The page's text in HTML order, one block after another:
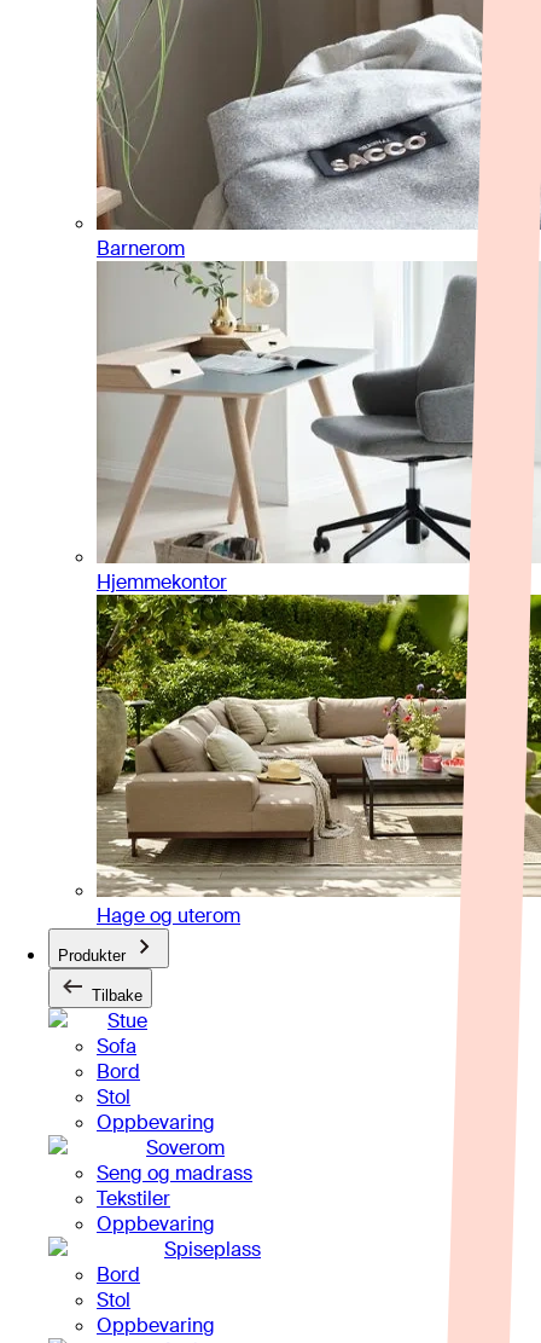
Barnerom
Hjemmekontor
Hage og uterom
Produkter
Tilbake
Stue
Sofa
Bord
Stol
Oppbevaring
Soverom
Seng og madrass
Tekstiler
Oppbevaring
Spiseplass
Bord
Stol
Oppbevaring